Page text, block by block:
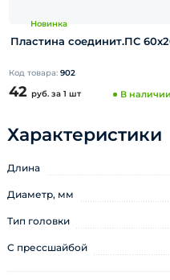
Новинка
Пластина соединит.ПС
Код товара: 902
42 руб. за 1 шт В наличии
Характеристики
Длина
Диаметр, мм
Тип головки
С прессшайбой